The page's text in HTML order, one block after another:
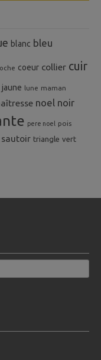
blanc bleu
coeur collier cuir
jaune lune maman
noel noir
pere noel pois
sautoir triangle vert